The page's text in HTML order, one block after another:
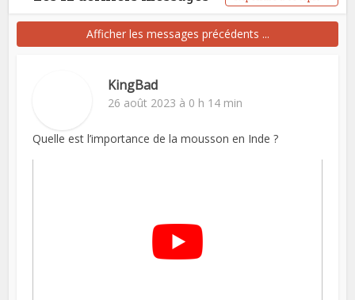
Afficher les messages précédents ...
KingBad
26 août 2023 à 0 h 14 min
Quelle est l’importance de la mousson en Inde ?